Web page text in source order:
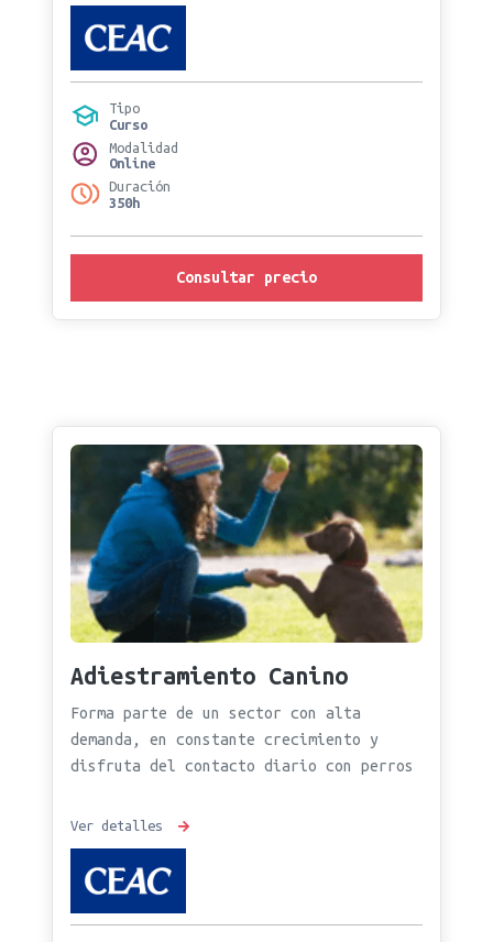
Tipo
Curso
Modalidad
Online
Duración
350h
Consultar precio
Adiestramiento Canino
Forma parte de un sector con alta
demanda, en constante crecimiento y
disfruta del contacto diario con perros
Ver detalles